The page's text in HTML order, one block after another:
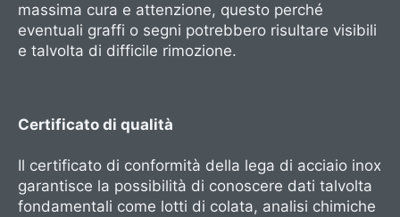
massima cura e attenzione, questo perché
eventuali graffi o segni potrebbero risultare visibili
e talvolta di difficile rimozione.
Certificato di qualità
Il certificato di conformità della lega di acciaio inox
garantisce la possibilità di conoscere dati talvolta
fondamentali come lotti di colata, analisi chimiche